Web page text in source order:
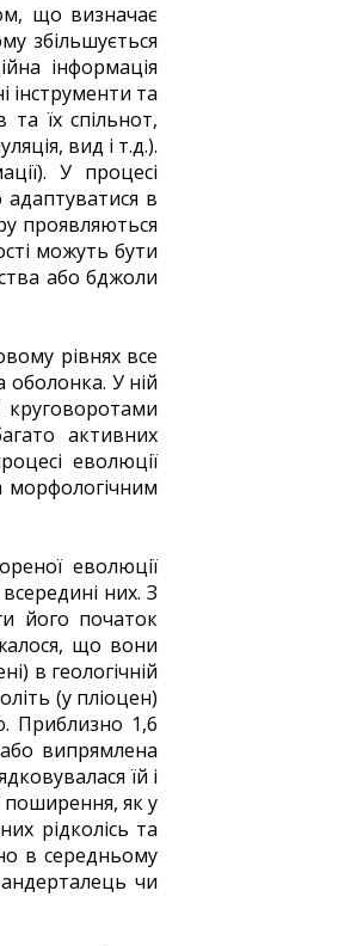
що визначає
збільшується
інформація
інструменти та
їх спільнот,
вид і т.д.).
У процесі
адаптуватися в
проявляються
можуть бути
або бджоли
рівнях все
оболонка. У ній
круговоротами
активних
еволюції
морфологічним
еволюції
них. З
його початок
що вони
в геологічній
(у пліоцен)
Приблизно 1,6
випрямлена
їй і
поширення, як у
рідколісь та
в середньому
чи